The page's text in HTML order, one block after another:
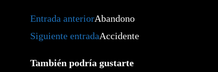
Leer
más
artículos
Entrada anteriorAbandono
Siguiente entradaAccidente
También podría gustarte